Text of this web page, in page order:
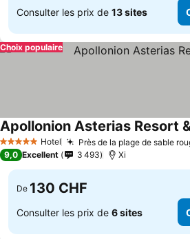
Consulter les prix de 13 sites
Choix populaire
5 Étoiles Hotel Près de la plage de sable
Apollonion Asterias Resort
9,0 Excellent 3 493 Xi
De 130 CHF
Consulter les prix de 6 sites